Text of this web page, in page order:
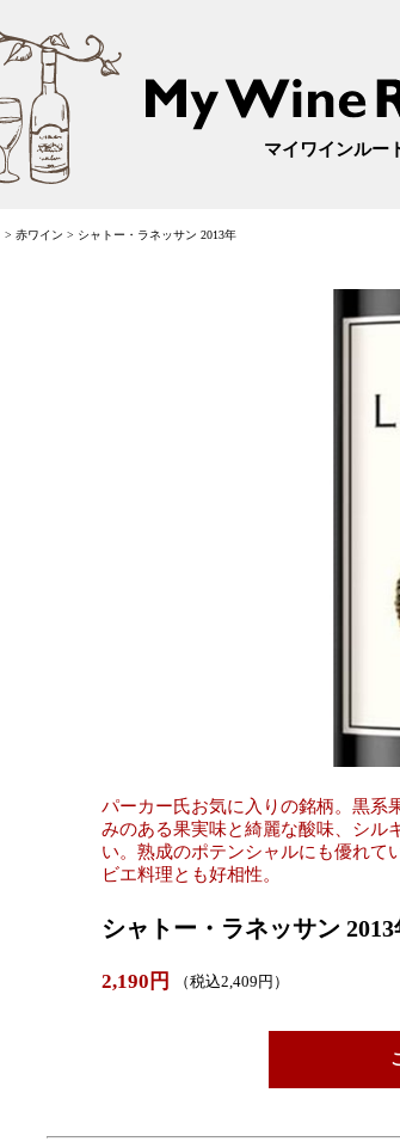
マイワインルー
> 赤ワイン > シャトー・ラネッサン 2013年
パーカー氏お気に入りの銘柄。黒系
みのある果実味と綺麗な酸味、シル
い。熟成のポテンシャルにも優れて
ビエ料理とも好相性。
シャトー・ラネッサン 2013
2,190円 （税込2,409円）